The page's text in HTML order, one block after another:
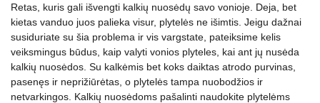
Retas, kuris gali išvengti kalkių nuosėdų savo vonioje. Deja, bet
kietas vanduo juos palieka visur, plytelės ne išimtis. Jeigu dažnai
susiduriate su šia problema ir vis vargstate, pateiksime kelis
veiksmingus būdus, kaip valyti vonios plyteles, kai ant jų nusėda
kalkių nuosėdos. Su kalkėmis bet koks daiktas atrodo purvinas,
pasenęs ir neprižiūrėtas, o plytelės tampa nuobodžios ir
netvarkingos. Kalkių nuosėdoms pašalinti naudokite plytelėms